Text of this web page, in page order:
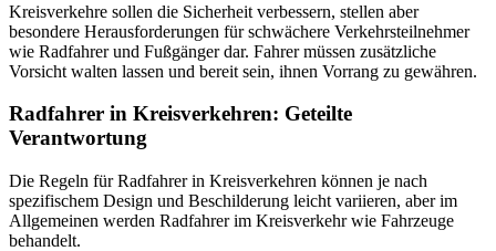
Kreisverkehre sollen die Sicherheit verbessern, stellen aber
besondere Herausforderungen für schwächere Verkehrsteilnehmer
wie Radfahrer und Fußgänger dar. Fahrer müssen zusätzliche
Vorsicht walten lassen und bereit sein, ihnen Vorrang zu gewähren.
Radfahrer in Kreisverkehren: Geteilte
Verantwortung
Die Regeln für Radfahrer in Kreisverkehren können je nach
spezifischem Design und Beschilderung leicht variieren, aber im
Allgemeinen werden Radfahrer im Kreisverkehr wie Fahrzeuge
behandelt.